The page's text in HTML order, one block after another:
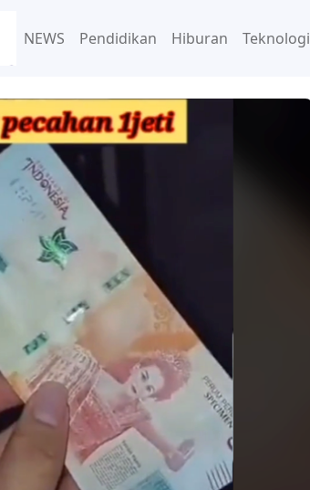
NEWS Pendidikan Hiburan Teknologi